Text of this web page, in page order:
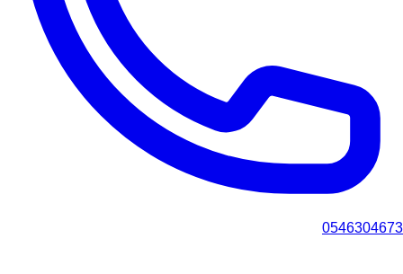
0546304673